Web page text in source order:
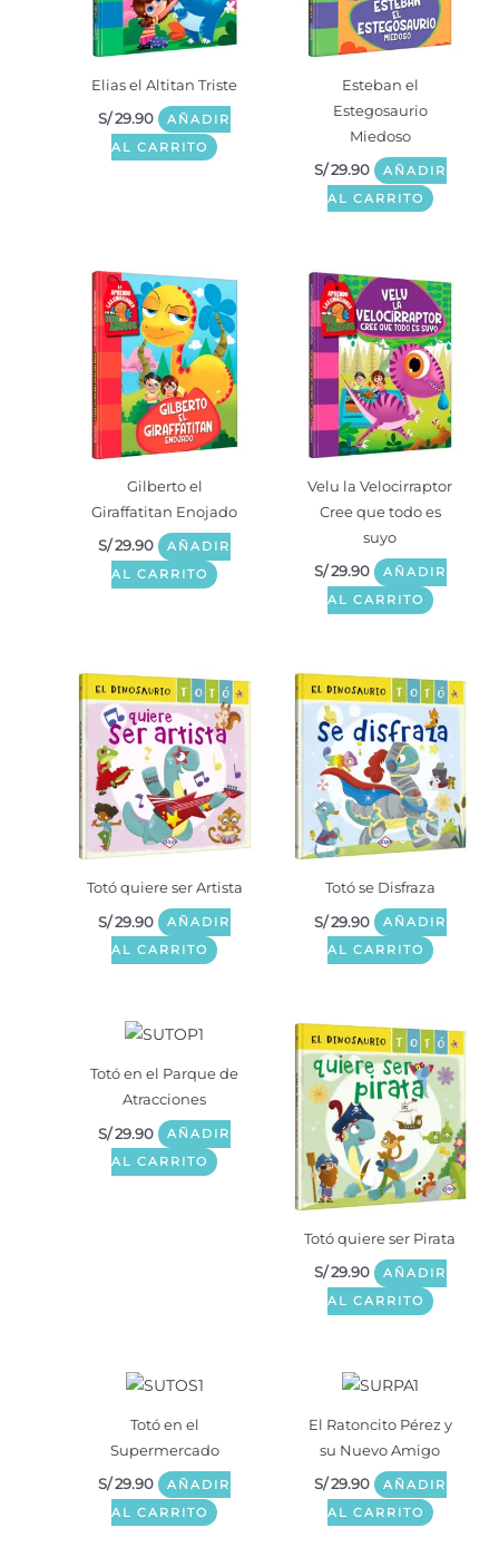
Elias el Altitan Triste
S/29.90
AÑADIR
AL CARRITO
Esteban el
Estegosaurio
Miedoso
S/29.90
AÑADIR
AL CARRITO
Gilberto el
Giraffatitan Enojado
S/29.90
AÑADIR
AL CARRITO
Velu la Velocirraptor
Cree que todo es
suyo
S/29.90
AÑADIR
AL CARRITO
Totó quiere ser Artista
S/29.90
AÑADIR
AL CARRITO
Totó se Disfraza
S/29.90
AÑADIR
AL CARRITO
Totó en el Parque de
Atracciones
S/29.90
AÑADIR
AL CARRITO
Totó quiere ser Pirata
S/29.90
AÑADIR
AL CARRITO
Totó en el
Supermercado
S/29.90
AÑADIR
AL CARRITO
El Ratoncito Pérez y
su Nuevo Amigo
S/29.90
AÑADIR
AL CARRITO